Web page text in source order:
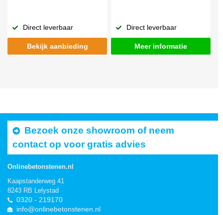
Direct leverbaar
Bekijk aanbieding
Direct leverbaar
Meer informatie
Bezoek onze showroom of neem
contact op voor gratis advies
Onlinebetonstenen.nl
Kaapstanderweg 41
8243 RB Lelystad
0320 - 219170
info@onlinebetonstenen.nl